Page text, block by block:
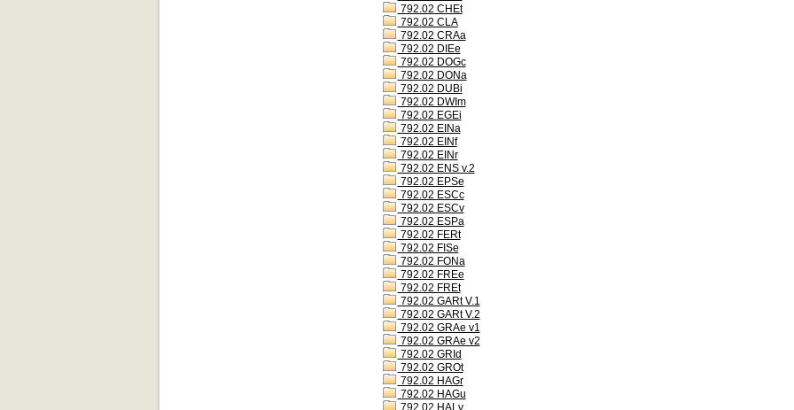
792.02 CHEt
792.02 CLA
792.02 CRAa
792.02 DIEe
792.02 DOGc
792.02 DONa
792.02 DUBi
792.02 DWIm
792.02 EGEi
792.02 EINa
792.02 EINf
792.02 EINr
792.02 ENS v.2
792.02 EPSe
792.02 ESCc
792.02 ESCv
792.02 ESPa
792.02 FERt
792.02 FISe
792.02 FONa
792.02 FREe
792.02 FREt
792.02 GARt V.1
792.02 GARt V.2
792.02 GRAe v1
792.02 GRAe v2
792.02 GRId
792.02 GROt
792.02 HAGr
792.02 HAGu
792.02 HALv